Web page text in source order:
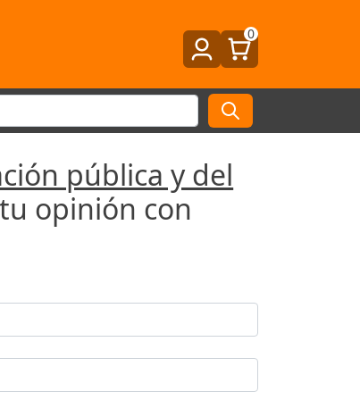
0
pública y del
opinión con